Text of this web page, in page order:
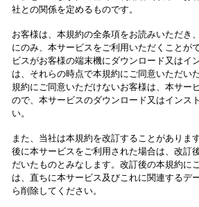
社との関係を定めるものです。
お客様は、本規約の全条項をお読みいただき
にのみ、本サービスをご利用いただくことが
ビスがお客様の端末機にダウンロード又はイ
は、それらの時点で本規約にご同意いただい
規約にご同意いただけないお客様は、本サー
ので、本サービスのダウンロード又はインス
い。
また、当社は本規約を改訂することがありま
後に本サービスをご利用された場合は、改訂
だいたものとみなします。改訂後の本規約に
は、直ちに本サービス及びこれに関連するデ
ら削除してください。